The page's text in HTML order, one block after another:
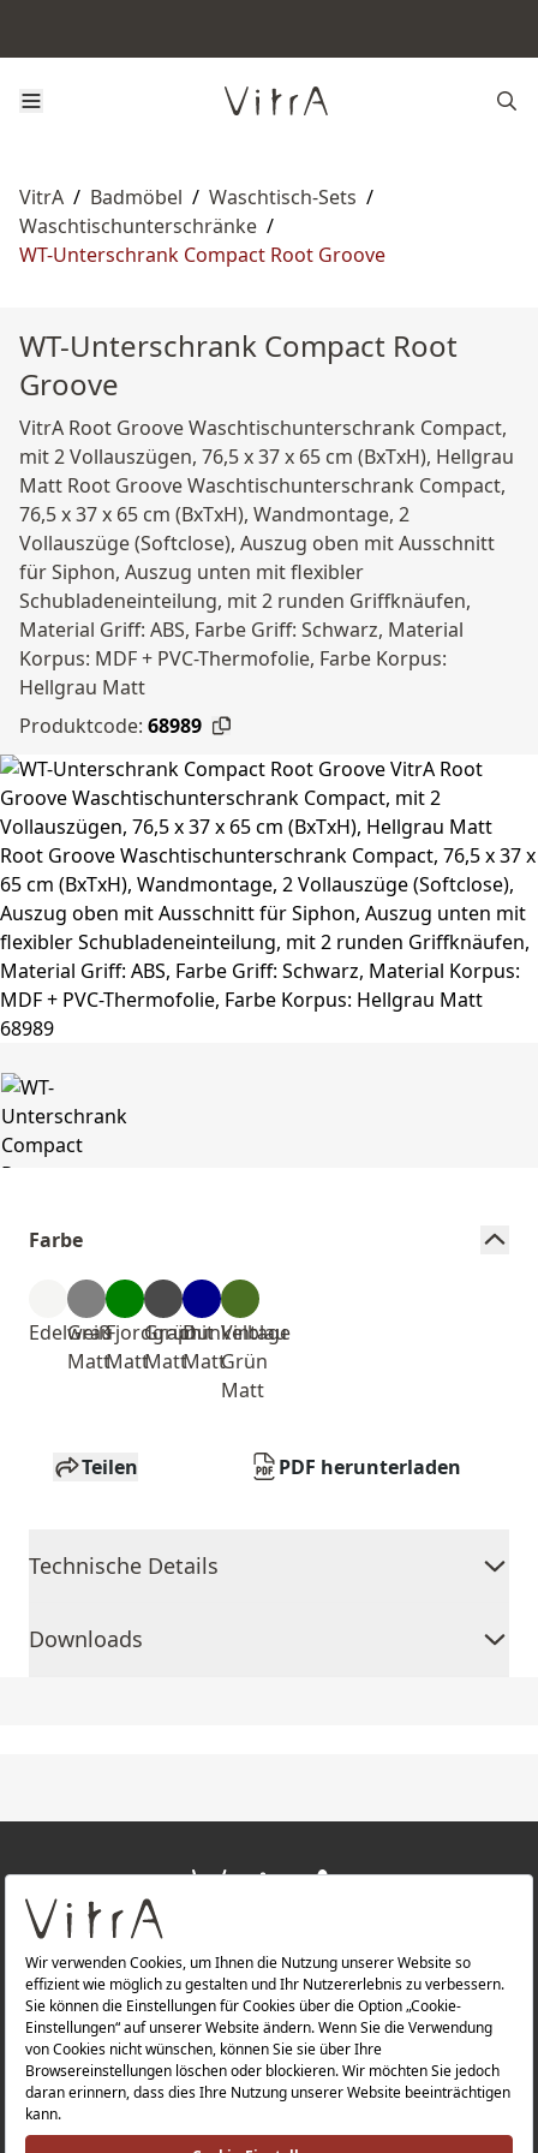
VitrA / Badmöbel / Waschtisch-Sets /
Waschtischunterschränke /
WT-Unterschrank Compact Root Groove
WT-Unterschrank Compact Root
Groove
VitrA Root Groove Waschtischunterschrank Compact,
mit 2 Vollauszügen, 76,5 x 37 x 65 cm (BxTxH), Hellgrau
Matt Root Groove Waschtischunterschrank Compact,
76,5 x 37 x 65 cm (BxTxH), Wandmontage, 2
Vollauszüge (Softclose), Auszug oben mit Ausschnitt
für Siphon, Auszug unten mit flexibler
Schubladeneinteilung, mit 2 runden Griffknäufen,
Material Griff: ABS, Farbe Griff: Schwarz, Material
Korpus: MDF + PVC-Thermofolie, Farbe Korpus:
Hellgrau Matt
Produktcode: 68989
Farbe
Edelweiß
Grau
Matt
Fjordgrün
Matt
Graphit
Matt
Dunkelblau
Matt
Vintage
Grün
Matt
Teilen PDF herunterladen
Technische Details
Downloads
ÜBER UNS
PRODUKTE